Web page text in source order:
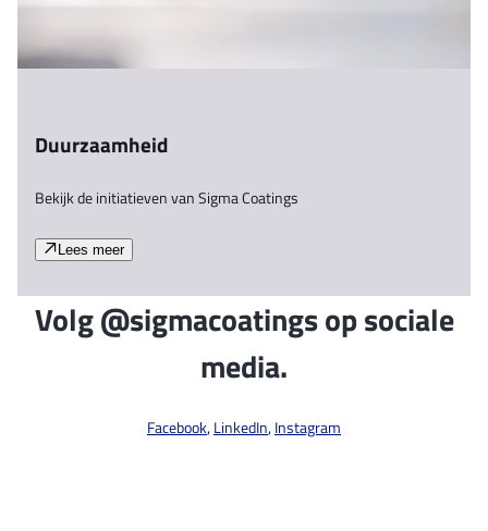
Duurzaamheid
Bekijk de initiatieven van Sigma Coatings
Lees meer
Volg @sigmacoatings op sociale
media.
Facebook,LinkedIn,Instagram